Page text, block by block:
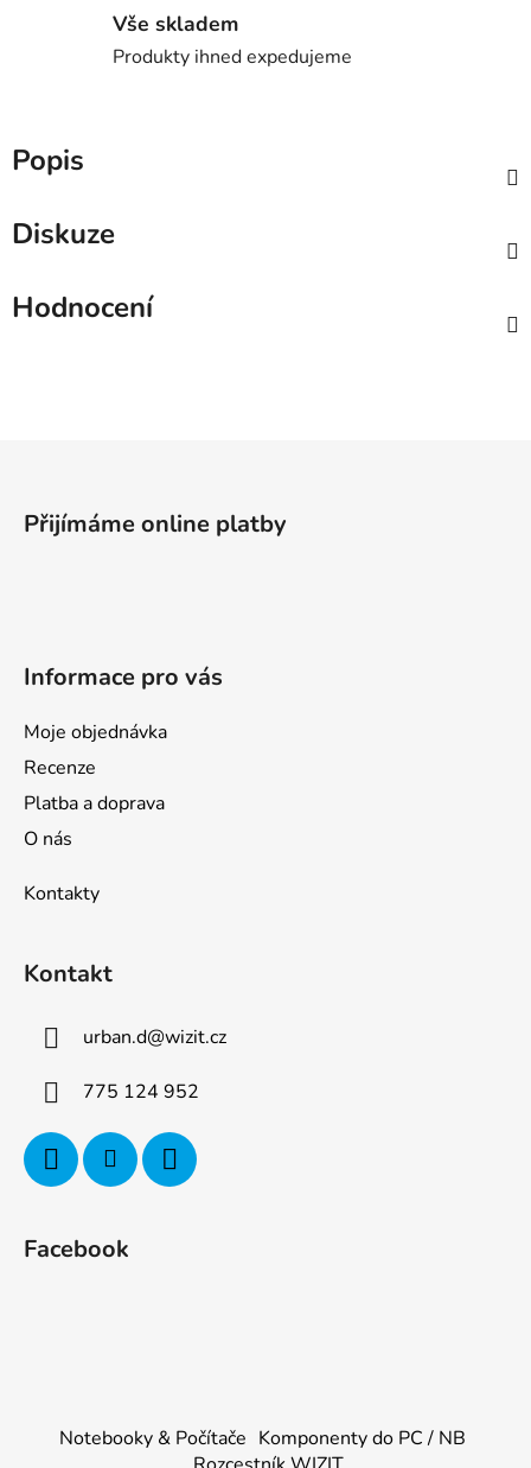
Vše skladem
Produkty ihned expedujeme
Popis
Diskuze
Hodnocení
Přijímáme online platby
Informace pro vás
Moje objednávka
Recenze
Platba a doprava
O nás
Kontakty
Kontakt
urban.d@wizit.cz
775 124 952
Facebook
Notebooky & Počítače Komponenty do PC / NB